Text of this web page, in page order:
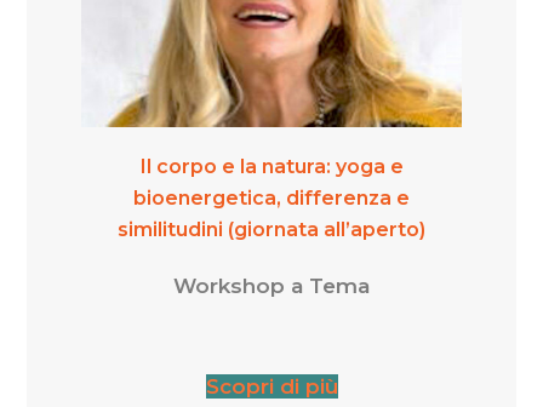
Il corpo e la natura: yoga e
bioenergetica, differenza e
similitudini (giornata all’aperto)
Workshop a Tema
Scopri di più